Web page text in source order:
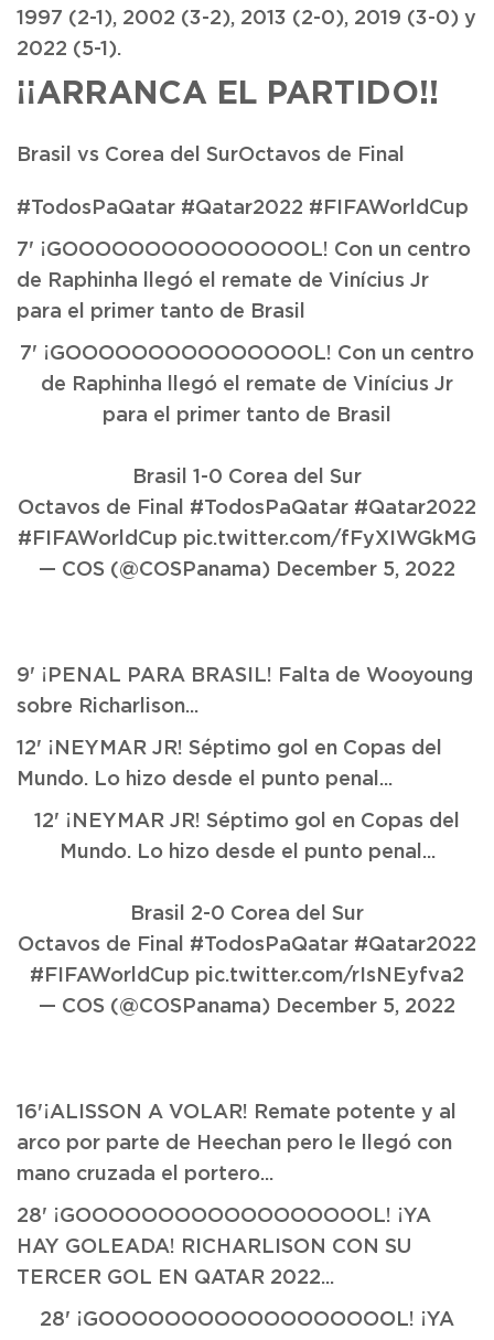
1997 (2-1), 2002 (3-2), 2013 (2-0), 2019 (3-0) y
2022 (5-1).
¡¡ARRANCA EL PARTIDO!!
Brasil vs Corea del SurOctavos de Final
#TodosPaQatar #Qatar2022 #FIFAWorldCup
7' ¡GOOOOOOOOOOOOOOOL! Con un centro
de Raphinha llegó el remate de Vinícius Jr
para el primer tanto de Brasil
7' ¡GOOOOOOOOOOOOOOOL! Con un centro
de Raphinha llegó el remate de Vinícius Jr
para el primer tanto de Brasil
Brasil 1-0 Corea del Sur
Octavos de Final #TodosPaQatar #Qatar2022
#FIFAWorldCup pic.twitter.com/fFyXIWGkMG
— COS (@COSPanama) December 5, 2022
9' ¡PENAL PARA BRASIL! Falta de Wooyoung
sobre Richarlison...
12' ¡NEYMAR JR! Séptimo gol en Copas del
Mundo. Lo hizo desde el punto penal...
12' ¡NEYMAR JR! Séptimo gol en Copas del
Mundo. Lo hizo desde el punto penal...
Brasil 2-0 Corea del Sur
Octavos de Final #TodosPaQatar #Qatar2022
#FIFAWorldCup pic.twitter.com/rIsNEyfva2
— COS (@COSPanama) December 5, 2022
16'¡ALISSON A VOLAR! Remate potente y al
arco por parte de Heechan pero le llegó con
mano cruzada el portero...
28' ¡GOOOOOOOOOOOOOOOOOOL! ¡YA
HAY GOLEADA! RICHARLISON CON SU
TERCER GOL EN QATAR 2022...
28' ¡GOOOOOOOOOOOOOOOOOOL! ¡YA